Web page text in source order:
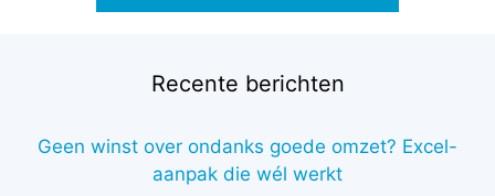
Recente berichten
Geen winst over ondanks goede omzet? Excel-
aanpak die wél werkt